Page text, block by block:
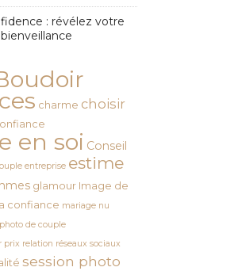
: révélez votre
charme choisir
en soi Conseil
entreprise estime
glamour Image de
confiance mariage nu
photo de couple
prix relation réseaux sociaux
session photo